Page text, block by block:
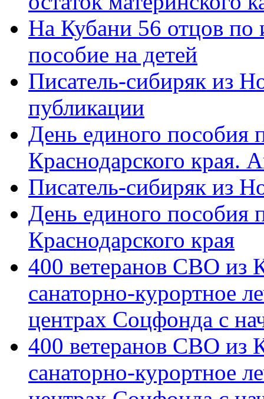
На Кубани 56 отцов по
пособие на детей
Писатель-сибиряк из
публикации
День единого пособия
Краснодарского края.
Писатель-сибиряк из
День единого пособия
Краснодарского края
400 ветеранов СВО из
санаторно-курортное
центрах Соцфонда с
400 ветеранов СВО из
санаторно-курортное